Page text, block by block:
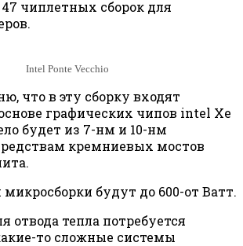
чиплетных сборок для
Intel Ponte Vecchio
что в эту сборку входят
графических чипов intel Xe
будет из 7-нм и 10-нм
кремниевых мостов
микросборки будут до 600-от Ватт.
отвода тепла потребуется
то сложные системы